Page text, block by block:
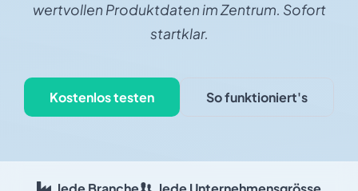
wertvollen Produktdaten im Zentrum. Sofort
startklar.
Kostenlos testen So funktioniert's